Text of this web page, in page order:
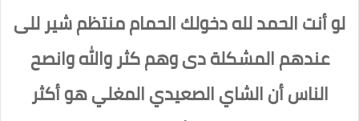
لو أنت الحمد لله دخولك الحمام منتظم شير للى
عندهم المشكلة دى وهم كثر والله وانصح
الناس أن الشاي الصعيدي المغلي هو أكثر